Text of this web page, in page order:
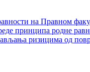
на Правном
принципа родне
ризицима од